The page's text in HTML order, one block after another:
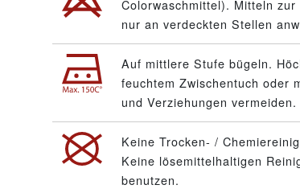
Colorwaschmittel). Mitteln
nur an verdeckten Stellen
Auf mittlere Stufe bügeln.
feuchtem Zwischentuch oder
und Verziehungen vermeiden.
Keine Trocken- /
Keine lösemittelhaltigen
benutzen.